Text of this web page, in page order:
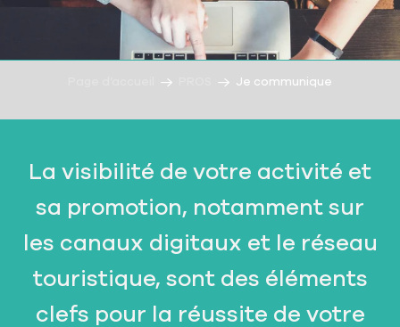
Je communique
La visibilité de votre activité et
sa promotion, notamment sur
les canaux digitaux et le réseau
touristique, sont des éléments
clefs pour la réussite de votre